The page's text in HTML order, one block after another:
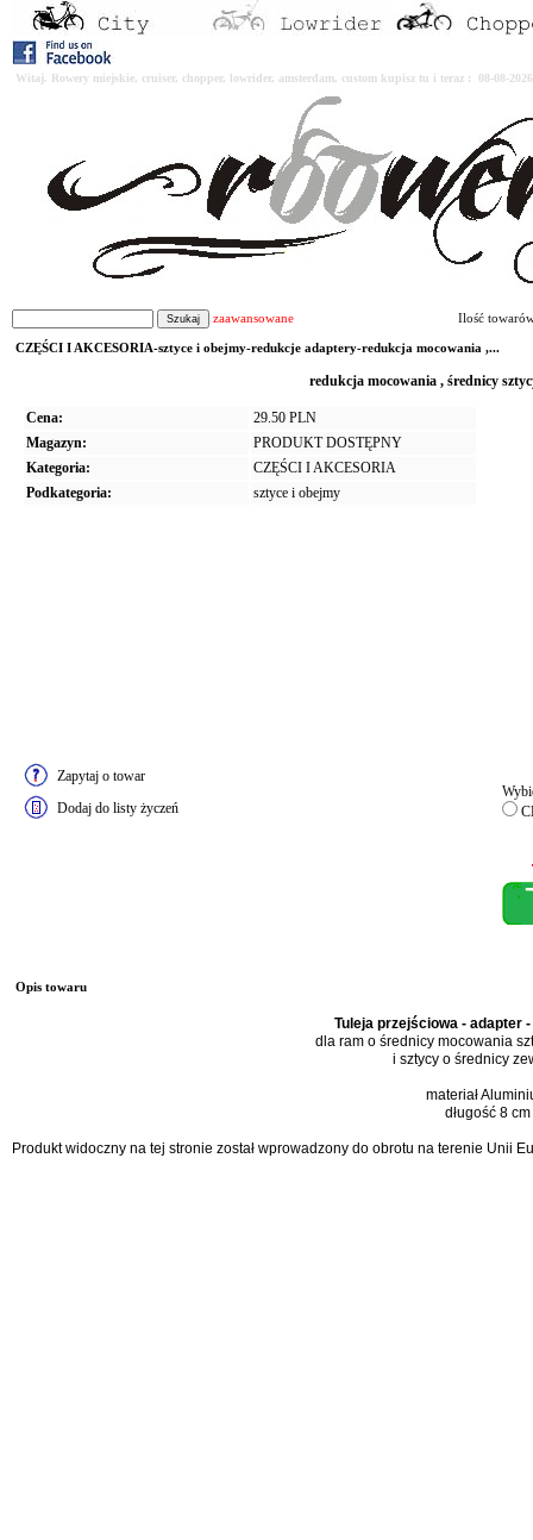
Witaj. Rowery miejskie, cruiser, chopper, lowrider, amsterdam, custom kupisz tu i teraz : 08-08-
zaawansowane Ilość
CZĘŚCI I AKCESORIA-sztyce i obejmy-redukcje adaptery-redukcja mocowania ,...
redukcja mocowania , średnicy
Cena:
29.50 PLN
Magazyn:
PRODUKT DOSTĘPNY
Kategoria:
CZĘŚCI I AKCESORIA
Podkategoria:
sztyce i obejmy
Zapytaj o towar
Dodaj do listy życzeń
Opis towaru
Tuleja przejściowa - adapter
dla ram o średnicy mocowania
i sztycy o średnicy
materiał
długość 8 cm
Produkt widoczny na tej stronie został wprowadzony do obrotu na terenie Unii